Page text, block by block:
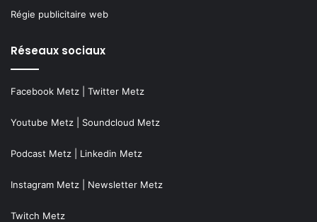
Régie publicitaire web
Réseaux sociaux
Facebook Metz Twitter Metz
Youtube Metz Soundcloud Metz
Podcast Metz Linkedin Metz
Instagram Metz Newsletter Metz
Twitch Metz